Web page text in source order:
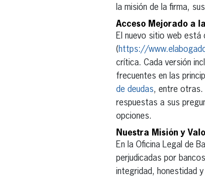
la misión de la firma,
Acceso Mejorado a
El nuevo sitio web está
(https://
crítica. Cada versión
frecuentes en las
de deudas, entre otras.
respuestas a sus
opciones.
Nuestra Misión y
En la Oficina Legal de
perjudicadas por
integridad, honestidad